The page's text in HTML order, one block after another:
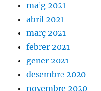
maig 2021
abril 2021
març 2021
febrer 2021
gener 2021
desembre 2020
novembre 2020